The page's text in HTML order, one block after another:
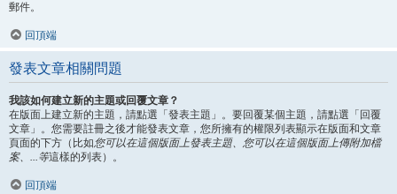
郵件。
回頂端
發表文章相關問題
我該如何建立新的主題或回覆文章？
在版面上建立新的主題，請點選「發表主題」。要回覆某個主題，請點選「回覆
文章」。您需要註冊之後才能發表文章，您所擁有的權限列表顯示在版面和文章
頁面的下方（比如您可以在這個版面上發表主題、您可以在這個版面上傳附加檔
案、...等這樣的列表）。
回頂端